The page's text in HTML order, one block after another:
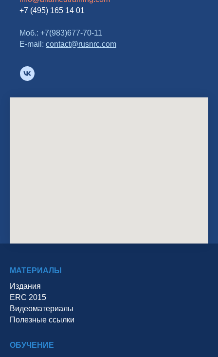
+7 (495) 165 14 01
Моб.: +7(983)677-70-11
E-mail: contact@rusnrc.com
МАТЕРИАЛЫ
Издания
ERC 2015
Видеоматериалы
Полезные ссылки
ОБУЧЕНИЕ